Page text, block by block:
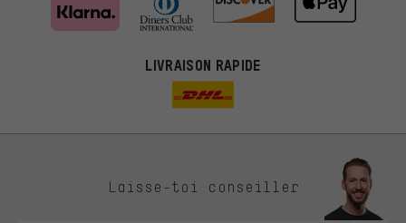
LIVRAISON RAPIDE
Laisse-toi conseiller
Des offres plus adaptées
Au lieu de pubs au hasard, nous afficherons des offres plus